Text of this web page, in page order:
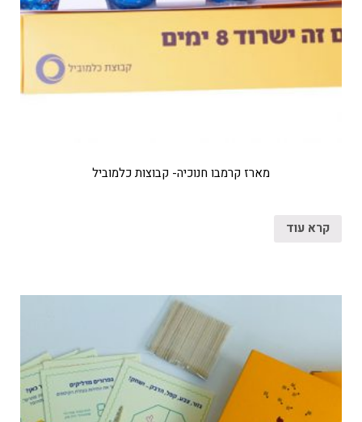
מארז קרמבו חנוכיה- קבוצות כלמוביל
קרא עוד